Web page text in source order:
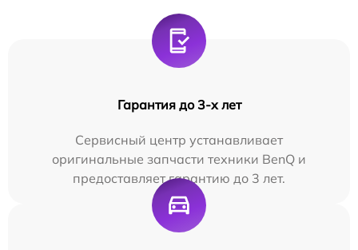
Гарантия до 3-х лет
Сервисный центр устанавливает
оригинальные запчасти техники BenQ и
предоставляет гарантию до 3 лет.